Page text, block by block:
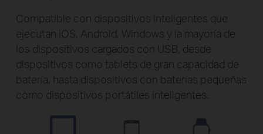
Compatible con dispositivos inteligentes que
ejecutan iOS, Android, Windows y la mayoría de
los dispositivos cargados con USB, desde
dispositivos como tablets de gran capacidad de
batería, hasta dispositivos con baterías pequeñas
como dispositivos portátiles inteligentes.